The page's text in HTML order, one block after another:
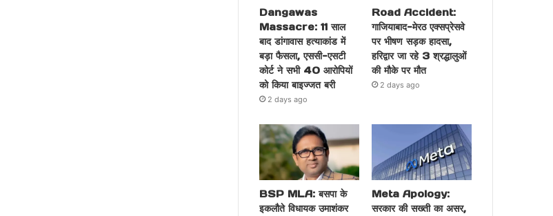
Dangawas
Massacre: 11 साल
बाद डांगावास हत्याकांड में
बड़ा फैसला, एससी-एसटी
कोर्ट ने सभी 40 आरोपियों
को किया बाइज्जत बरी
2 days ago
Road Accident:
गाजियाबाद-मेरठ एक्सप्रेसवे
पर भीषण सड़क हादसा,
हरिद्वार जा रहे 3 श्रद्धालुओं
की मौके पर मौत
2 days ago
BSP MLA: बसपा के
इकलौते विधायक उमाशंकर
Meta Apology:
सरकार की सख्ती का असर,